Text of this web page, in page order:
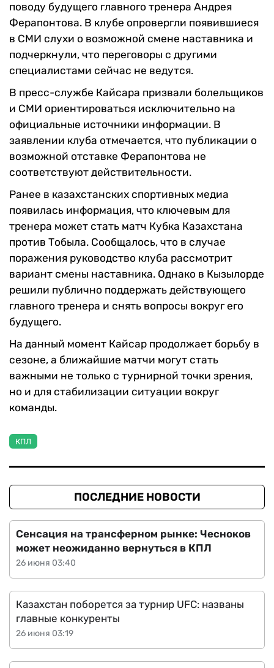
поводу будущего главного тренера Андрея
Ферапонтова. В клубе опровергли появившиеся
в СМИ слухи о возможной смене наставника и
подчеркнули, что переговоры с другими
специалистами сейчас не ведутся.
В пресс-службе Кайсара призвали болельщиков
и СМИ ориентироваться исключительно на
официальные источники информации. В
заявлении клуба отмечается, что публикации о
возможной отставке Ферапонтова не
соответствуют действительности.
Ранее в казахстанских спортивных медиа
появилась информация, что ключевым для
тренера может стать матч Кубка Казахстана
против Тобыла. Сообщалось, что в случае
поражения руководство клуба рассмотрит
вариант смены наставника. Однако в Кызылорде
решили публично поддержать действующего
главного тренера и снять вопросы вокруг его
будущего.
На данный момент Кайсар продолжает борьбу в
сезоне, а ближайшие матчи могут стать
важными не только с турнирной точки зрения,
но и для стабилизации ситуации вокруг
команды.
КПЛ
ПОСЛЕДНИЕ НОВОСТИ
26 июня 03:40
Сенсация на трансферном рынке: Чесноков
может неожиданно вернуться в КПЛ
26 июня 03:19
Казахстан поборется за турнир UFC: названы
главные конкуренты